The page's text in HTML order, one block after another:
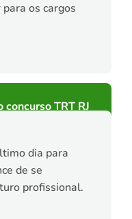
os cargos
TRT RJ
dia para
de se
profissional.